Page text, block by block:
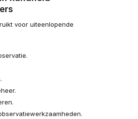
voor uiteenlopende